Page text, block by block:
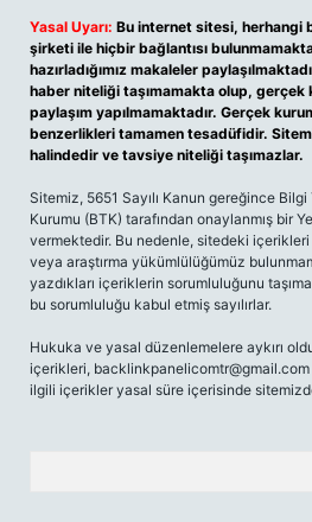
Yasal Uyarı: Bu internet sitesi, herhangi
şirketi ile hiçbir bağlantısı
hazırladığımız makaleler
haber niteliği taşımamakta olup, gerçek
paylaşım yapılmamaktadır. Gerçek
benzerlikleri tamamen tesadüfidir.
halindedir ve tavsiye niteliği taşımazlar.
Sitemiz, 5651 Sayılı Kanun gereğince
Kurumu (BTK) tarafından onaylanmış bir
vermektedir. Bu nedenle, sitedeki
veya araştırma yükümlülüğümüz
yazdıkları içeriklerin sorumluluğunu
bu sorumluluğu kabul etmiş sayılırlar.
Hukuka ve yasal düzenlemelere aykırı
içerikleri, backlinkpanelicomtr@gmail.com
ilgili içerikler yasal süre içerisinde